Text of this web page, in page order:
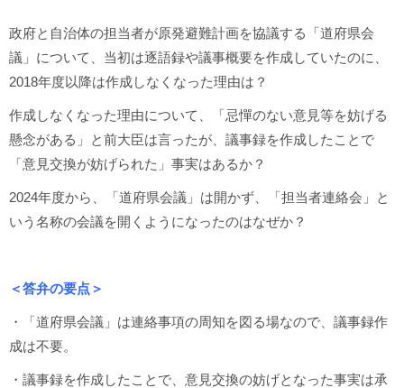
政府と自治体の担当者が原発避難計画を協議する「道府県会
議」について、当初は逐語録や議事概要を作成していたのに、
2018年度以降は作成しなくなった理由は？
作成しなくなった理由について、「忌憚のない意見等を妨げる
懸念がある」と前大臣は言ったが、議事録を作成したことで
「意見交換が妨げられた」事実はあるか？
2024年度から、「道府県会議」は開かず、「担当者連絡会」と
いう名称の会議を開くようになったのはなぜか？
＜答弁の要点＞
・「道府県会議」は連絡事項の周知を図る場なので、議事録作
成は不要。
・議事録を作成したことで、意見交換の妨げとなった事実は承